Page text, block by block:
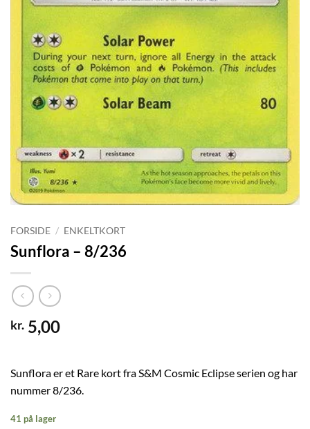
FORSIDE / ENKELTKORT
Sunflora – 8/236
kr. 5,00
Sunflora er et Rare kort fra S&M Cosmic Eclipse serien og har
nummer 8/236.
41 på lager